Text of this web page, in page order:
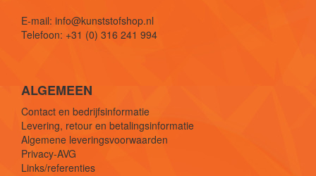
E-mail: info@kunststofshop.nl
Telefoon: +31 (0) 316 241 994
ALGEMEEN
Contact en bedrijfsinformatie
Levering, retour en betalingsinformatie
Algemene leveringsvoorwaarden
Privacy-AVG
Links/referenties